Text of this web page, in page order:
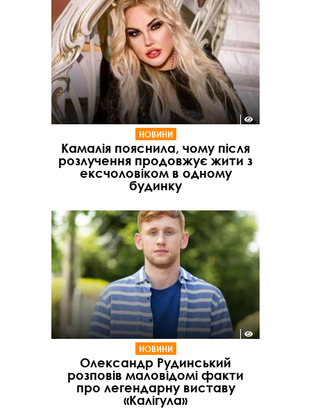
НОВИНИ
Камалія пояснила, чому після
розлучення продовжує жити з
ексчоловіком в одному
будинку
НОВИНИ
Олександр Рудинський
розповів маловідомі факти
про легендарну виставу
«Калігула»